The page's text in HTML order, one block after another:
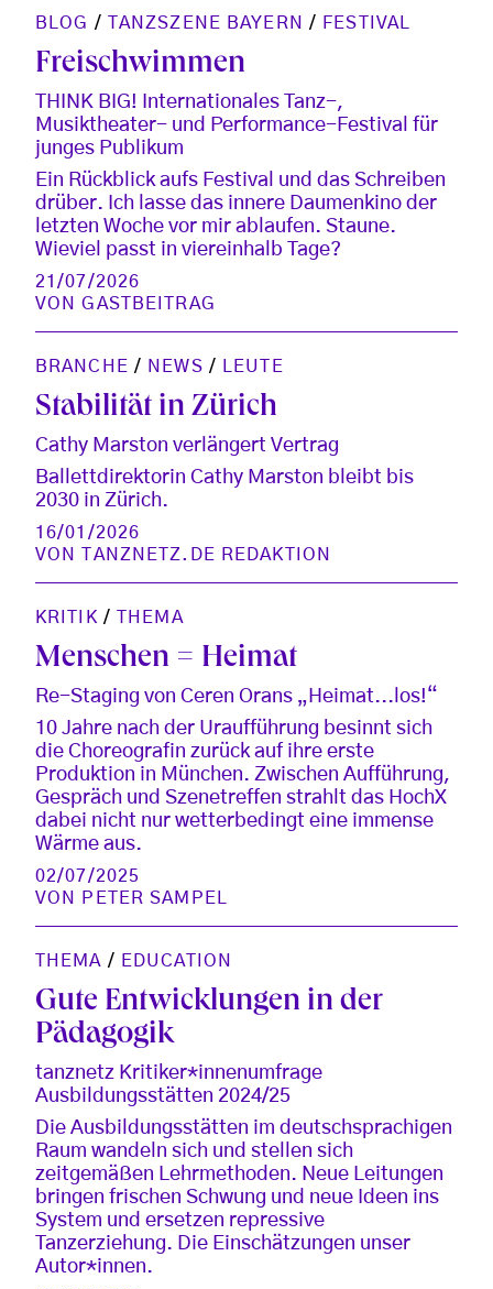
BLOG / TANZSZENE BAYERN / FESTIVAL
Freischwimmen
THINK BIG! Internationales Tanz-,
Musiktheater- und Performance-Festival für
junges Publikum
Ein Rückblick aufs Festival und das Schreiben
drüber. Ich lasse das innere Daumenkino der
letzten Woche vor mir ablaufen. Staune.
Wieviel passt in viereinhalb Tage?
21/07/2026
VONGASTBEITRAG
BRANCHE / NEWS / LEUTE
Stabilität in Zürich
Cathy Marston verlängert Vertrag
Ballettdirektorin Cathy Marston bleibt bis
2030 in Zürich.
16/01/2026
VON
TANZNETZ.DE REDAKTION
KRITIK / THEMA
Menschen = Heimat
Re-Staging von Ceren Orans „Heimat...los!“
10 Jahre nach der Uraufführung besinnt sich
die Choreografin zurück auf ihre erste
Produktion in München. Zwischen Aufführung,
Gespräch und Szenetreffen strahlt das HochX
dabei nicht nur wetterbedingt eine immense
Wärme aus.
02/07/2025
VON
PETER SAMPEL
THEMA / EDUCATION
Gute Entwicklungen in der
Pädagogik
tanznetz Kritiker*innenumfrage
Ausbildungsstätten 2024/25
Die Ausbildungsstätten im deutschsprachigen
Raum wandeln sich und stellen sich
zeitgemäßen Lehrmethoden. Neue Leitungen
bringen frischen Schwung und neue Ideen ins
System und ersetzen repressive
Tanzerziehung. Die Einschätzungen unser
Autor*innen.